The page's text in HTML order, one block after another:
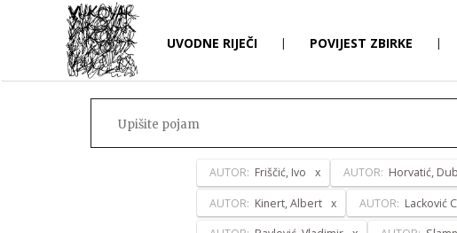
UVODNE RIJEČI | POVIJEST ZBIRKE |
AUTOR: Friščić, Ivo AUTOR: Horvatić,
AUTOR: Kinert, Albert AUTOR: Lacković